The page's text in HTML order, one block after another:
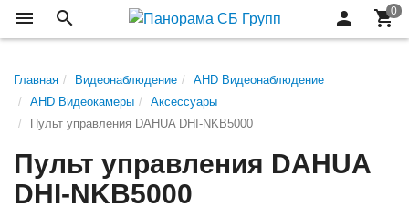
Главная Видеонаблюдение
AHD Видеонаблюдение
AHD Видеокамеры
Аксессуары
Пульт управления DAHUA DHI-NKB5000
Пульт управления DAHUA
DHI-NKB5000